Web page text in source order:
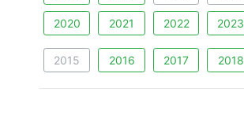
2020 2021 2022 2023
2015 2016 2017 2018